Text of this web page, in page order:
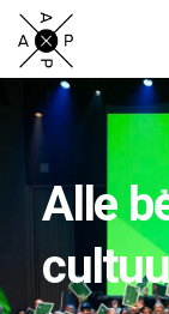
Alle